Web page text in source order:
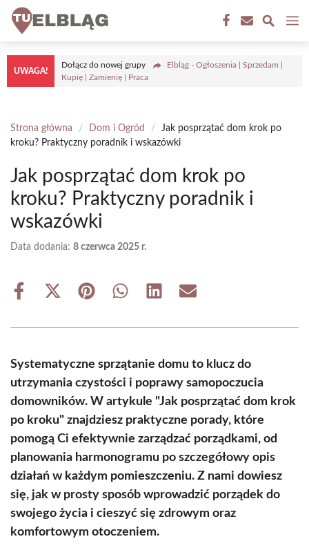
Przejdź
treści
UWAGA!
Dołącz do nowej grupy
Elbląg - Ogłoszenia | Sprzedam |
Kupię | Zamienię | Praca
Strona główna / Dom i Ogród /
Jak posprzątać dom krok po
kroku? Praktyczny poradnik i wskazówki
Jak posprzątać dom krok po
kroku? Praktyczny poradnik i
wskazówki
Data dodania: 8 czerwca 2025 r.
Share
Share
(Twitter)
Share Share Share Share
Systematyczne sprzątanie domu to klucz do
utrzymania czystości i poprawy samopoczucia
domowników. W artykule "Jak posprzątać dom krok
po kroku" znajdziesz praktyczne porady, które
pomogą Ci efektywnie zarządzać porządkami, od
planowania harmonogramu po szczegółowy opis
działań w każdym pomieszczeniu. Z nami dowiesz
się, jak w prosty sposób wprowadzić porządek do
swojego życia i cieszyć się zdrowym oraz
komfortowym otoczeniem.